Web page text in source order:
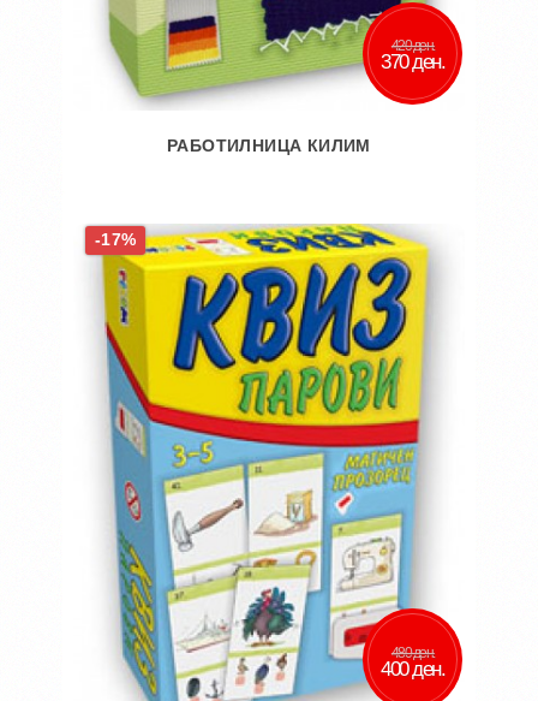
420 ден.
370 ден.
РАБОТИЛНИЦА КИЛИМ
Во кошничка
Додај во желби
Додај за споредба
-17%
480 ден.
400 ден.